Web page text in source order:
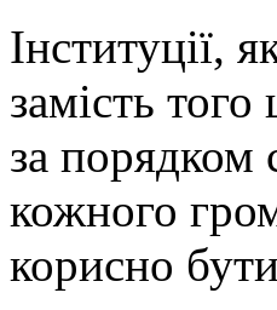
Інституції,
замість
за порядком
кожного
корисно